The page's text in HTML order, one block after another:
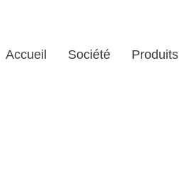
Accueil Société Produits